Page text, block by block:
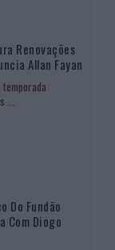
Renovações
Allan Fayan
...
Do Fundão
Com Diogo